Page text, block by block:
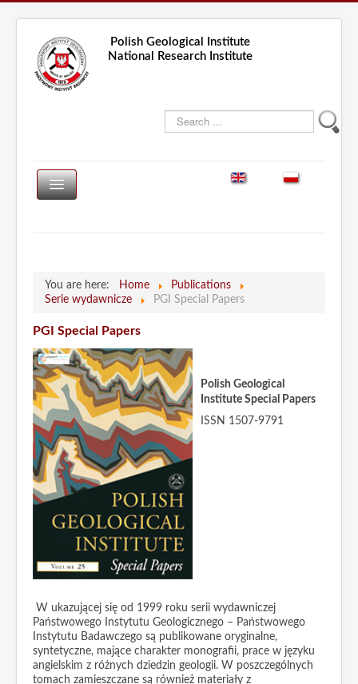
Polish Geological Institute
National Research Institute
Search
...
Services
Data bases
Industry Support Centre
Metadata
Contact
Książki
Journals
Serie wydawnicze
Biuletyn PIG
PGI Special Papers
Prace PIG
Profile Głębokich Otworów
Bilans Zasobów Kopalin
Bilans Zasobów Perspektywicznych
Kwartalny Biuletyn PSH
Rocznik PSH
Posiedzenia Naukowe
Informator REA
Instrukcje i Metody Badań
Wiadomości
You are here: Home
Publications
Serie wydawnicze
PGI Special Papers
PGI Special Papers
Polish Geological
Institute Special Papers
ISSN 1507-9791
W ukazującej się od 1999 roku serii wydawniczej
Państwowego Instytutu Geologicznego – Państwowego
Instytutu Badawczego są publikowane oryginalne,
syntetyczne, mające charakter monografii, prace w języku
angielskim z różnych dziedzin geologii. W poszczególnych
tomach zamieszczane są również materiały z